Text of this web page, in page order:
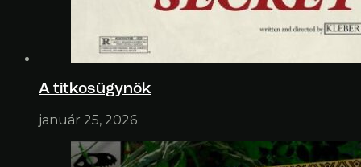
A titkosügynök
január 25, 2026